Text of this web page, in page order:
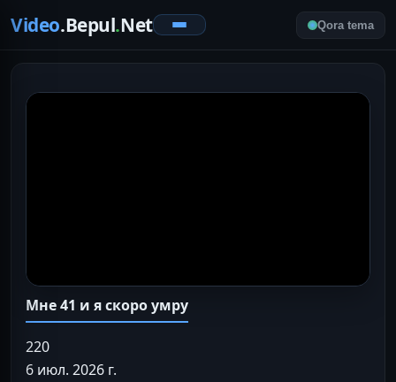
Video.Bepul.Net Qora tema
Мне 41 и я скоро умру
220
6 июл. 2026 г.